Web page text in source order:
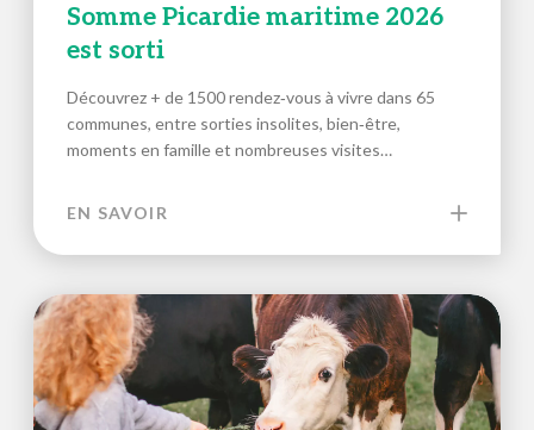
Somme Picardie maritime 2026
est sorti
Découvrez + de 1500 rendez‑vous à vivre dans 65
communes, entre sorties insolites, bien‑être,
moments en famille et nombreuses visites…
EN SAVOIR